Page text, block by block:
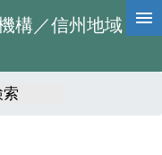
構／信州地域